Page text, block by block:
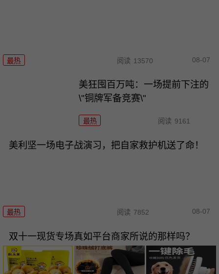
最热 阅读 13570 08-07
美狂囤百万吨：一场提前下注的
\"铜牌军备竞赛\"
最热 阅读 9161
美利坚一场电子战演习，把自家救护机送了命！
最热 阅读 7852 08-07
双十一现货专场真如平台商家所说的那样吗？